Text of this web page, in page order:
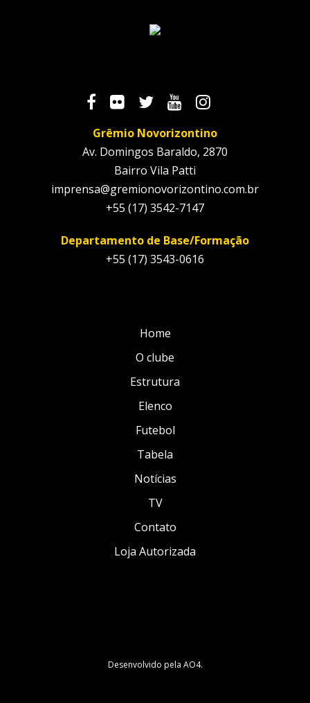
Grêmio Novorizontino
Av. Domingos Baraldo, 2870
Bairro Vila Patti
imprensa@gremionovorizontino.com.br
+55 (17) 3542-7147
Departamento de Base/Formação
+55 (17) 3543-0616
Home
O clube
Estrutura
Elenco
Futebol
Tabela
Notícias
TV
Contato
Loja Autorizada
Desenvolvido pela AO4.